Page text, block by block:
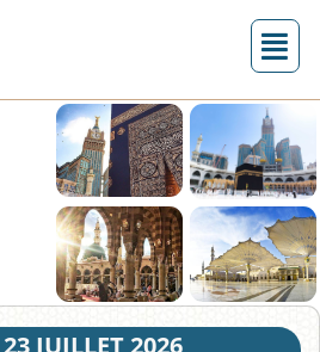
JUILLET 2026